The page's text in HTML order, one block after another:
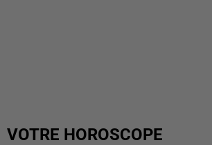
VOTRE HOROSCOPE